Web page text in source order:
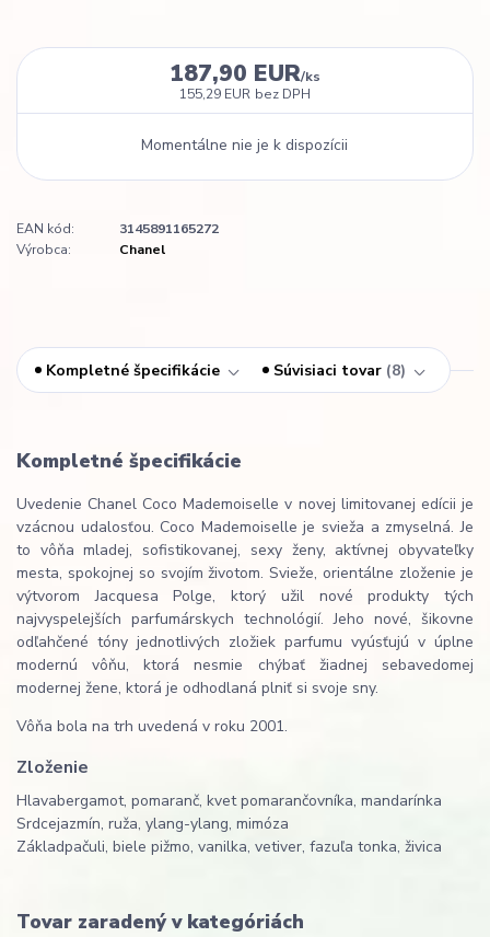
187,90 EUR/ks
155,29 EUR bez DPH
Momentálne nie je k dispozícii
EAN kód:
3145891165272
Výrobca:
Chanel
Kompletné špecifikácie Súvisiaci tovar 8
Kompletné špecifikácie
Uvedenie Chanel Coco Mademoiselle v novej limitovanej edícii je
vzácnou udalosťou. Coco Mademoiselle je svieža a zmyselná. Je
to vôňa mladej, sofistikovanej, sexy ženy, aktívnej obyvateľky
mesta, spokojnej so svojím životom. Svieže, orientálne zloženie je
výtvorom Jacquesa Polge, ktorý užil nové produkty tých
najvyspelejších parfumárskych technológií. Jeho nové, šikovne
odľahčené tóny jednotlivých zložiek parfumu vyúsťujú v úplne
modernú vôňu, ktorá nesmie chýbať žiadnej sebavedomej
modernej žene, ktorá je odhodlaná plniť si svoje sny.
Vôňa bola na trh uvedená v roku 2001.
Zloženie
Hlavabergamot, pomaranč, kvet pomarančovníka, mandarínka
Srdcejazmín, ruža, ylang-ylang, mimóza
Základpačuli, biele pižmo, vanilka, vetiver, fazuľa tonka, živica
Tovar zaradený v kategóriách